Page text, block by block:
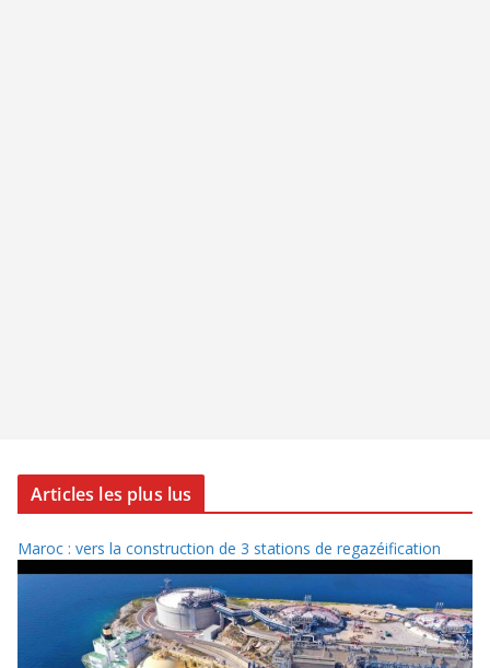
Articles les plus lus
Maroc : vers la construction de 3 stations de regazéification